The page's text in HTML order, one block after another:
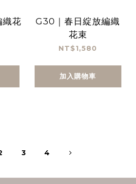
織花
G30｜春日綻放編織
花束
NT$1,580
加入購物車
3 4